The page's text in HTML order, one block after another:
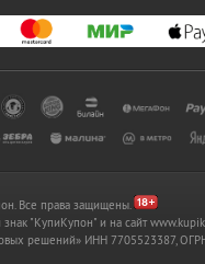
Все права защищены.
знак "КупиКупон" и на сайт
решений» ИНН 7705523387,